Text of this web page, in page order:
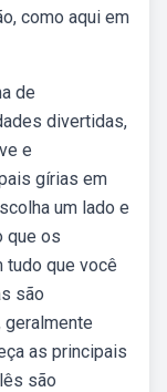
como aqui em
de
divertidas,
e
gírias em
um lado e
que os
tudo que você
são
as principais
são